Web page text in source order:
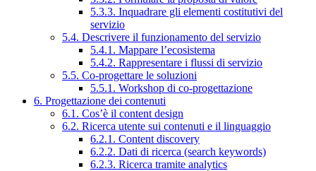
5.3.3. Inquadrare gli elementi costitutivi del
servizio
5.4. Descrivere il funzionamento del servizio
5.4.1. Mappare l’ecosistema
5.4.2. Rappresentare i flussi di servizio
5.5. Co-progettare le soluzioni
5.5.1. Workshop di co-progettazione
6. Progettazione dei contenuti
6.1. Cos’è il content design
6.2. Ricerca utente sui contenuti e il linguaggio
6.2.1. Content discovery
6.2.2. Dati di ricerca (search keywords)
6.2.3. Ricerca tramite analytics